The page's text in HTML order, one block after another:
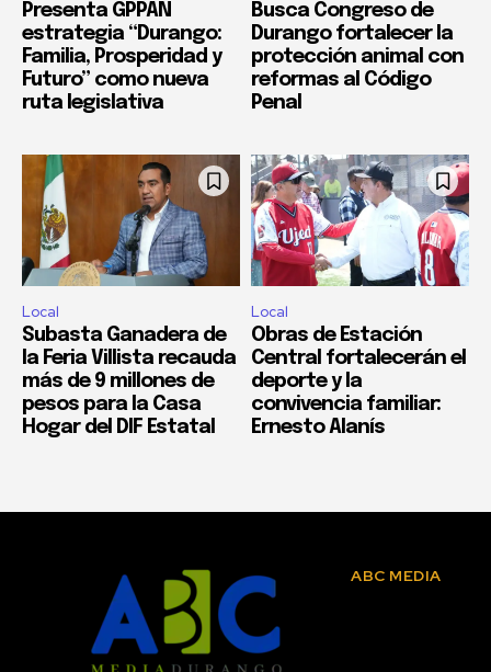
Presenta GPPAN
estrategia “Durango:
Familia, Prosperidad y
Futuro” como nueva
ruta legislativa
Busca Congreso de
Durango fortalecer la
protección animal con
reformas al Código
Penal
Local
Subasta Ganadera de
la Feria Villista recauda
más de 9 millones de
pesos para la Casa
Hogar del DIF Estatal
Local
Obras de Estación
Central fortalecerán el
deporte y la
convivencia familiar:
Ernesto Alanís
ABC MEDIA